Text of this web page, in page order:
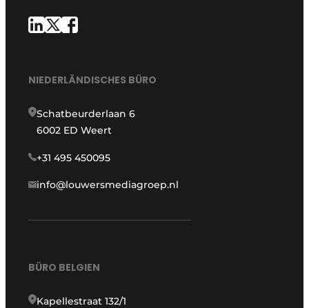
NIEDERLÄNDISCHES BÜRO
Schatbeurderlaan 6
6002 ED Weert
+31 495 450095
info@louwersmediagroep.nl
BÜRO BELGIEN
Kapellestraat 132/1